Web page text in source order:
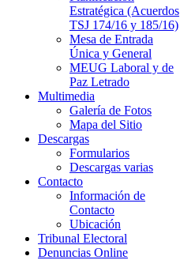
Estratégica (Acuerdos
TSJ 174/16 y 185/16)
Mesa de Entrada
Única y General
MEUG Laboral y de
Paz Letrado
Multimedia
Galería de Fotos
Mapa del Sitio
Descargas
Formularios
Descargas varias
Contacto
Información de
Contacto
Ubicación
Tribunal Electoral
Denuncias Online